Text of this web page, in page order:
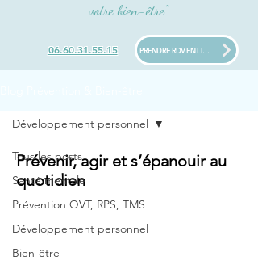
votre bien-être"
06.60.31.55.15 PRENDRE RDV EN LIGNE
Tous les posts
Santé mentale
Prévention QVT, RPS, TMS
Développement personnel
Bien-être
Développement personnel
Prévenir, agir et s’épanouir au
quotidien